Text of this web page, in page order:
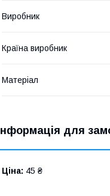
Виробник
Країна виробник
Матеріал
Інформація для
Ціна: 45 ₴